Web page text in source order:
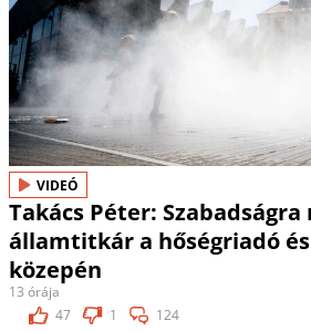
VIDEÓ
Takács Péter:
államtitkár a hőségriadó
közepén
13 órája
47
1 124